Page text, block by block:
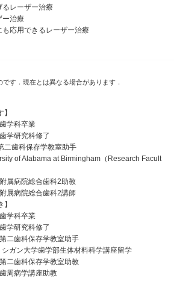
レーザー治療
治療
応用できるレーザー治療
す．現在とは異なる場合があります．
学科卒業
学研究科修了
歯科保存学教室助手
of Alabama at Birmingham（Research Facult
病院総合歯科2助教
病院総合歯科2講師
学科卒業
学研究科修了
歯科保存学教室助手
ン大学歯学部生体材料科学講座留学
歯科保存学教室助教
周病学講座助教